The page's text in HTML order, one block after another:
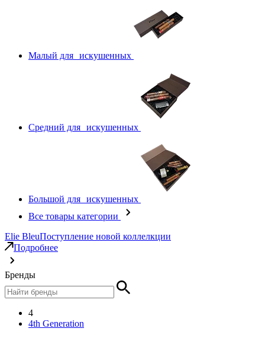
Малый для искушенных
Средний для искушенных
Большой для искушенных
Все товары категории
Elie BleuПоступление новой коллелкции
Подробнее
Бренды
4
4th Generation